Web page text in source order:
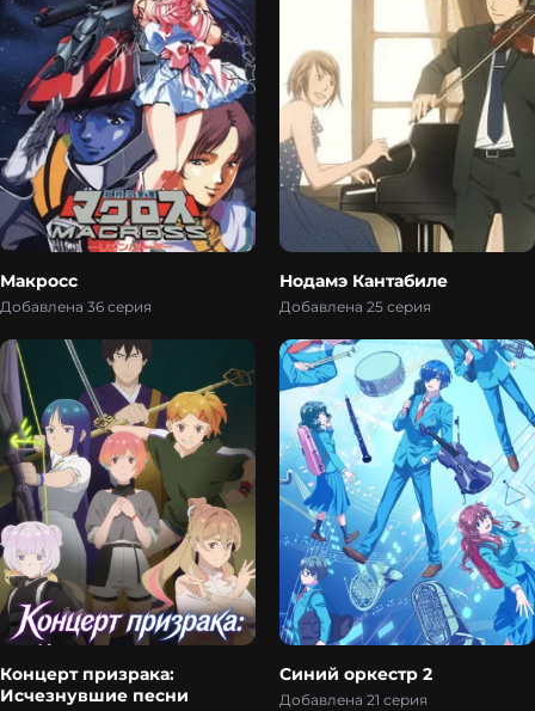
Макросс
Добавлена 36 серия
Нодамэ Кантабиле
Добавлена 25 серия
Концерт призрака:
Исчезнувшие песни
Синий оркестр 2
Добавлена 21 серия